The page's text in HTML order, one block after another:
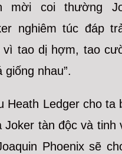
mời coi thường
nghiêm túc đáp
vì tao dị hợm, tao
giống nhau”.
Heath Ledger cho ta
Joker tàn độc và tinh
Phoenix sẽ